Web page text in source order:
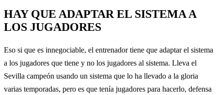
HAY QUE ADAPTAR EL SISTEMA A
LOS JUGADORES
Eso si que es innegociable, el entrenador tiene que adaptar el sistema
a los jugadores que tiene y no los jugadores al sistema. Lleva el
Sevilla campeón usando un sistema que lo ha llevado a la gloria
varias temporadas, pero es que tenía jugadores para hacerlo, defensa